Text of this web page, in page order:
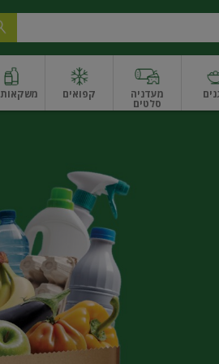
מעדניה
סלטים
ונקניקים
קפואים משקאות
פירות יבשים בתפזורתפיצוחים, אגוזים